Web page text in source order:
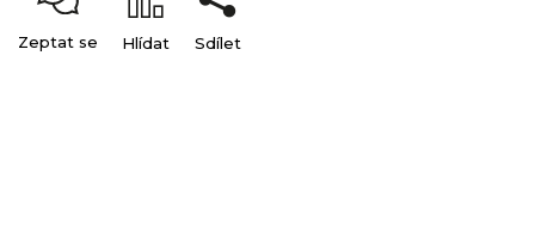
Zeptat se Hlídat Sdílet